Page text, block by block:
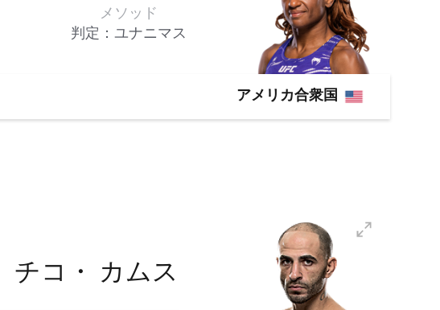
メソッド
判定：ユナニマス
アメリカ合衆国
チコ・ カムス